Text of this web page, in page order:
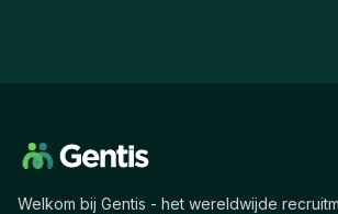
Welkom bij Gentis - het wereldwijde